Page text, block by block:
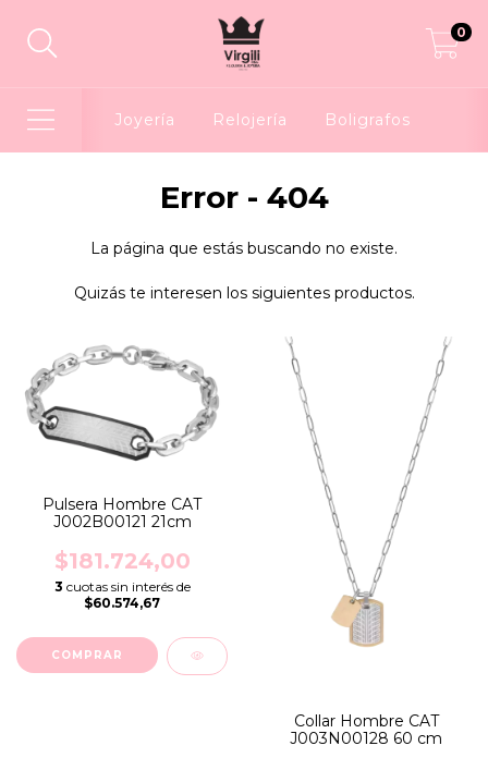
0
Joyería Relojería Boligrafos
Error - 404
La página que estás buscando no existe.
Quizás te interesen los siguientes productos.
Pulsera Hombre CAT
J002B00121 21cm
$181.724,00
3 cuotas sin interés de
$60.574,67
Collar Hombre CAT
J003N00128 60 cm